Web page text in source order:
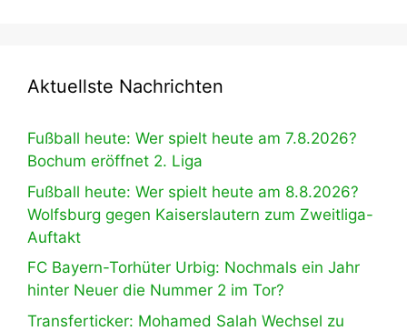
Aktuellste Nachrichten
Fußball heute: Wer spielt heute am 7.8.2026?
Bochum eröffnet 2. Liga
Fußball heute: Wer spielt heute am 8.8.2026?
Wolfsburg gegen Kaiserslautern zum Zweitliga-
Auftakt
FC Bayern-Torhüter Urbig: Nochmals ein Jahr
hinter Neuer die Nummer 2 im Tor?
Transferticker: Mohamed Salah Wechsel zu